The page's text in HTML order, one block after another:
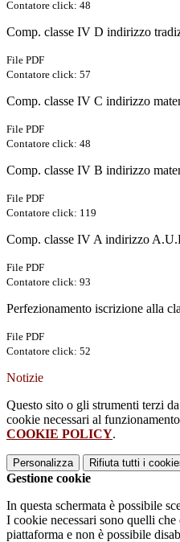
Contatore click: 48
Comp. classe IV D indirizzo
File PDF
Contatore click: 57
Comp. classe IV C indirizzo
File PDF
Contatore click: 48
Comp. classe IV B indirizzo
File PDF
Contatore click: 119
Comp. classe IV A indirizzo
File PDF
Contatore click: 93
Perfezionamento iscrizione alla
File PDF
Contatore click: 52
Notizie
Questo sito o gli strumenti terzi
cookie necessari al
COOKIE POLICY.
Personalizza Rifiuta tutti i
Gestione cookie
In questa schermata è possibile
I cookie necessari sono quelli
piattaforma e non è possibile